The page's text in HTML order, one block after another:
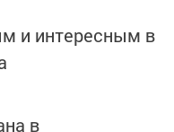
и интересным в
в